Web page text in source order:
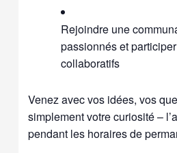
Rejoindre une
passionnés et
collaboratifs
Venez avec vos idées, vos
simplement votre curiosité –
pendant les horaires de